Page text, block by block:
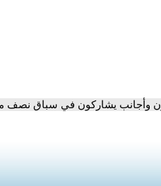
وأجانب يشاركون في سباق نصف